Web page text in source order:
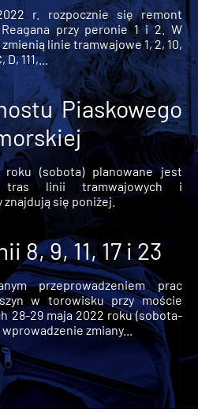
r. rozpocznie się remont
przy peronie 1 i 2. W
linie tramwajowe 1, 2, 10,
111,...
Piaskowego
(sobota) planowane jest
tras linii tramwajowych i
znajdują się poniżej.
8, 9, 11, 17 i 23
przeprowadzeniem prac
w torowisku przy moście
28-29 maja 2022 roku (sobota-
zmiany...